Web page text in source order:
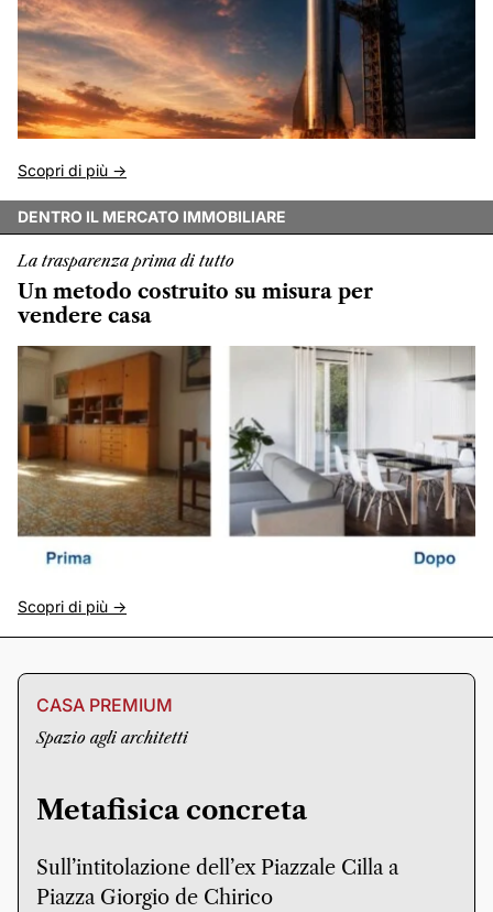
Scopri di più ->
DENTRO IL MERCATO IMMOBILIARE
La trasparenza prima di tutto
Un metodo costruito su misura per
vendere casa
Scopri di più ->
CASA PREMIUM
Spazio agli architetti
Metafisica concreta
Sull’intitolazione dell’ex Piazzale Cilla a
Piazza Giorgio de Chirico